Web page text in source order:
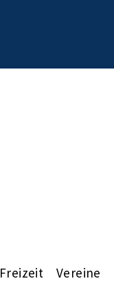
Freizeit Vereine